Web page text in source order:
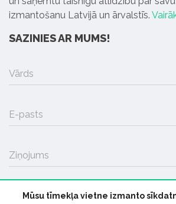
izmantošanu Latvijā un ārvalstīs.
SAZINIES AR MUMS!
Vārds
E-pasts
Ziņojums
Mūsu tīmekļa vietne izmanto